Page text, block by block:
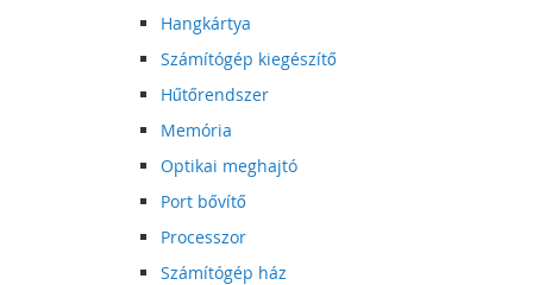
Hangkártya
Számítógép kiegészítő
Hűtőrendszer
Memória
Optikai meghajtó
Port bővítő
Processzor
Számítógép ház